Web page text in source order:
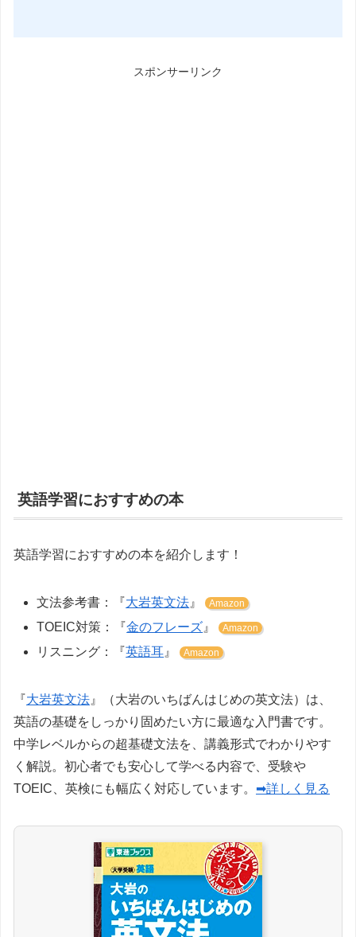
スポンサーリンク
英語学習におすすめの本
英語学習におすすめの本を紹介します！
文法参考書：『大岩英文法 』 Amazon
TOEIC対策：『金のフレーズ 』 Amazon
リスニング：『英語耳 』 Amazon
『大岩英文法 』（大岩のいちばんはじめの英文法）は、
英語の基礎をしっかり固めたい方に最適な入門書です。
中学レベルからの超基礎文法を、講義形式でわかりやす
く解説。初心者でも安心して学べる内容で、受験や
TOEIC、英検にも幅広く対応しています。 ➡詳しく見る